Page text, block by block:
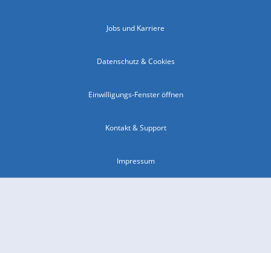
Jobs und Karriere
Datenschutz & Cookies
Einwilligungs-Fenster öffnen
Kontakt & Support
Impressum